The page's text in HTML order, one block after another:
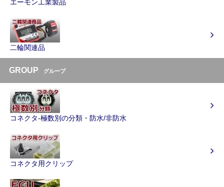
エーモン工業製品
二輪関連品
GROUP グループ
コネクタ-極数別の分類・防水/非防水
コネクタ用クリップ